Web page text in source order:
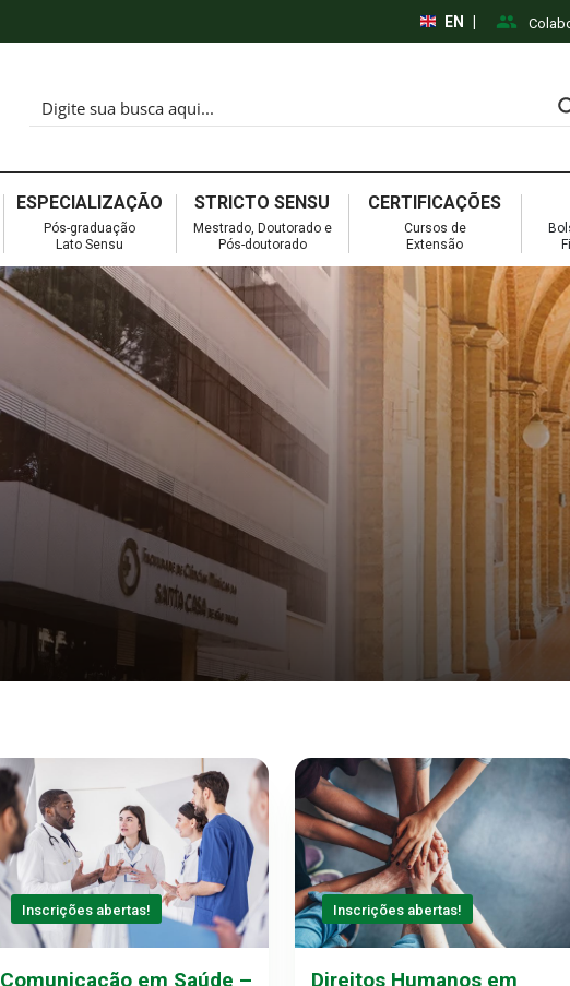
EN
ESPECIALIZAÇÃO
Pós-graduação
Lato Sensu
STRICTO SENSU
Mestrado, Doutorado e
Pós-doutorado
CERTIFICAÇÕES
Cursos de
Extensão
Inscrições abertas!
Comunicação em Saúde –
Inscrições abertas!
Direitos Humanos em